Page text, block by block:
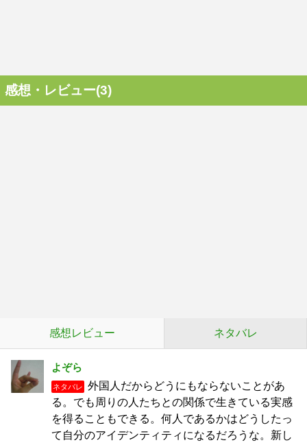
感想・レビュー(3)
感想レビュー ネタバレ
よぞら
ネタバレ
外国人だからどうにもならないことがあ
る。でも周りの人たちとの関係で生きている実感
を得ることもできる。何人であるかはどうしたっ
て自分のアイデンティティになるだろうな。新し